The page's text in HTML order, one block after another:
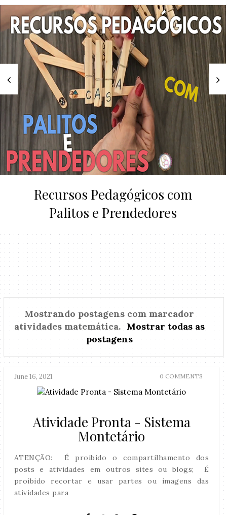
Recursos Pedagógicos com
Palitos e Prendedores
Mostrando postagens com marcador
atividades matemática. Mostrar todas as
postagens
June 16, 2021 0 COMMENTS
Atividade Pronta - Sistema
Montetário
ATENÇÃO: É proibido o compartilhamento dos
posts e atividades em outros sites ou blogs; É
proibido recortar e usar partes ou imagens das
atividades para